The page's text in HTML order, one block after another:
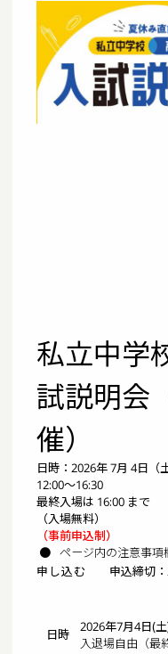
私立中学
試説明会
催）
日時：2026年 7月 4日（土
12:00～16:30
最終入場は 16:00 まで
（入場無料）
（事前申込制）
ページ内の注意事
申し込む
申込締切
日時
2026年7月4日(
入退場自由（最